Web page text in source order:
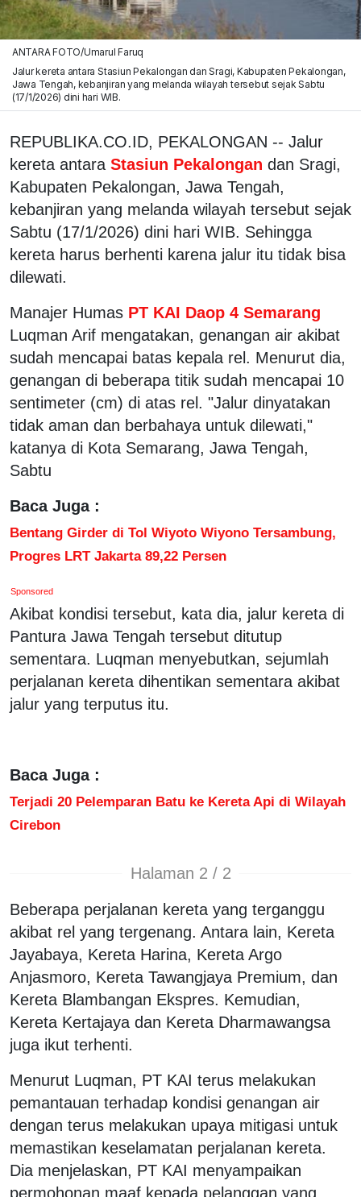
ANTARA FOTO/Umarul Faruq
Jalur kereta antara Stasiun Pekalongan dan Sragi, Kabupaten Pekalongan,
Jawa Tengah, kebanjiran yang melanda wilayah tersebut sejak Sabtu
(17/1/2026) dini hari WIB.
REPUBLIKA.CO.ID, PEKALONGAN -- Jalur
kereta antara Stasiun Pekalongan dan Sragi,
Kabupaten Pekalongan, Jawa Tengah,
kebanjiran yang melanda wilayah tersebut sejak
Sabtu (17/1/2026) dini hari WIB. Sehingga
kereta harus berhenti karena jalur itu tidak bisa
dilewati.
Manajer Humas PT KAI Daop 4 Semarang
Luqman Arif mengatakan, genangan air akibat
sudah mencapai batas kepala rel. Menurut dia,
genangan di beberapa titik sudah mencapai 10
sentimeter (cm) di atas rel. "Jalur dinyatakan
tidak aman dan berbahaya untuk dilewati,"
katanya di Kota Semarang, Jawa Tengah,
Sabtu
Baca Juga :
Bentang Girder di Tol Wiyoto Wiyono Tersambung,
Progres LRT Jakarta 89,22 Persen
Sponsored
Akibat kondisi tersebut, kata dia, jalur kereta di
Pantura Jawa Tengah tersebut ditutup
sementara. Luqman menyebutkan, sejumlah
perjalanan kereta dihentikan sementara akibat
jalur yang terputus itu.
Baca Juga :
Terjadi 20 Pelemparan Batu ke Kereta Api di Wilayah
Cirebon
Halaman 2 / 2
Beberapa perjalanan kereta yang terganggu
akibat rel yang tergenang. Antara lain, Kereta
Jayabaya, Kereta Harina, Kereta Argo
Anjasmoro, Kereta Tawangjaya Premium, dan
Kereta Blambangan Ekspres. Kemudian,
Kereta Kertajaya dan Kereta Dharmawangsa
juga ikut terhenti.
Menurut Luqman, PT KAI terus melakukan
pemantauan terhadap kondisi genangan air
dengan terus melakukan upaya mitigasi untuk
memastikan keselamatan perjalanan kereta.
Dia menjelaskan, PT KAI menyampaikan
permohonan maaf kepada pelanggan yang